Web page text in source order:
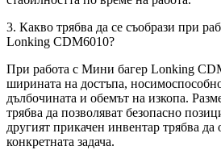
3. Какво трябва да се съобрази при
Lonking CDM6010?
При работа с Мини багер Lonking
ширината на достъпа,
дълбочината и обемът на изкопа.
трябва да позволяват безопасно
другият прикачен инвентар трябва да
конкретната задача.